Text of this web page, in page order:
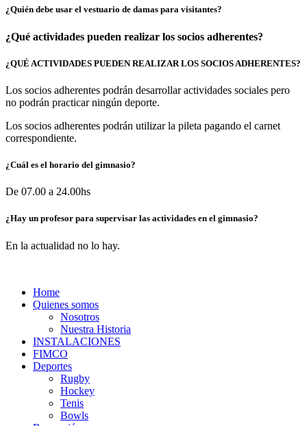
¿Quién debe usar el vestuario de damas para visitantes?
¿Qué actividades pueden realizar los socios adherentes?
¿QUÉ ACTIVIDADES PUEDEN REALIZAR LOS SOCIOS ADHERENTES?
Los socios adherentes podrán desarrollar actividades sociales pero
no podrán practicar ningún deporte.
Los socios adherentes podrán utilizar la pileta pagando el carnet
correspondiente.
¿Cuál es el horario del gimnasio?
De 07.00 a 24.00hs
¿Hay un profesor para supervisar las actividades en el gimnasio?
En la actualidad no lo hay.
Home
Quienes somos
Nosotros
Nuestra Historia
INSTALACIONES
FIMCO
Deportes
Rugby
Hockey
Tenis
Bowls